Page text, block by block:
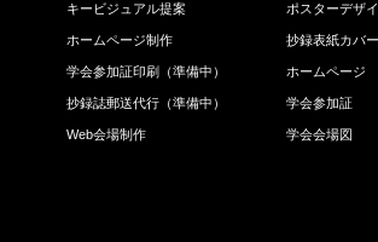
キービジュアル提案
ホームページ制作
学会参加証印刷（準備中）
抄録誌郵送代行（準備中）
Web会場制作
ポスターデザ
抄録表紙カバー
ホームページ
学会参加証
学会会場図